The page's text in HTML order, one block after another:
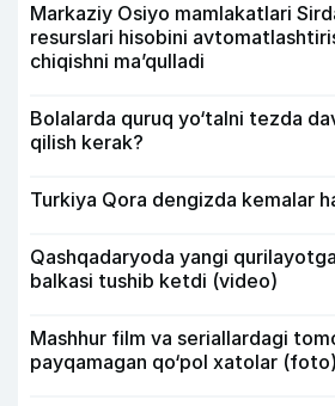
Markaziy Osiyo mamlakatlari
resurslari hisobini
chiqishni ma’qulladi
Bolalarda quruq yo‘talni tezda
qilish kerak?
Turkiya Qora dengizda kemalar
Qashqadaryoda yangi
balkasi tushib ketdi (video)
Mashhur film va seriallardagi
payqamagan qo‘pol xatolar (foto)